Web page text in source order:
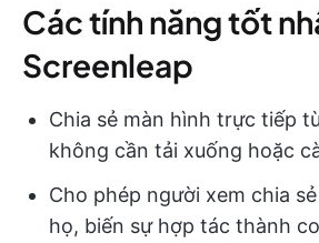
Các tính năng tốt
Screenleap
Chia sẻ màn hình trực tiếp
không cần tải xuống hoặc
Cho phép người xem chia
họ, biến sự hợp tác thành